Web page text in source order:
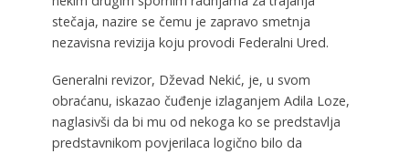
stečaja, nazire se čemu je zapravo smetnja
nezavisna revizija koju provodi Federalni Ured.
Generalni revizor, Dževad Nekić, je, u svom
obraćanu, iskazao čuđenje izlaganjem Adila Loze,
naglasivši da bi mu od nekoga ko se predstavlja
predstavnikom povjerilaca logično bilo da